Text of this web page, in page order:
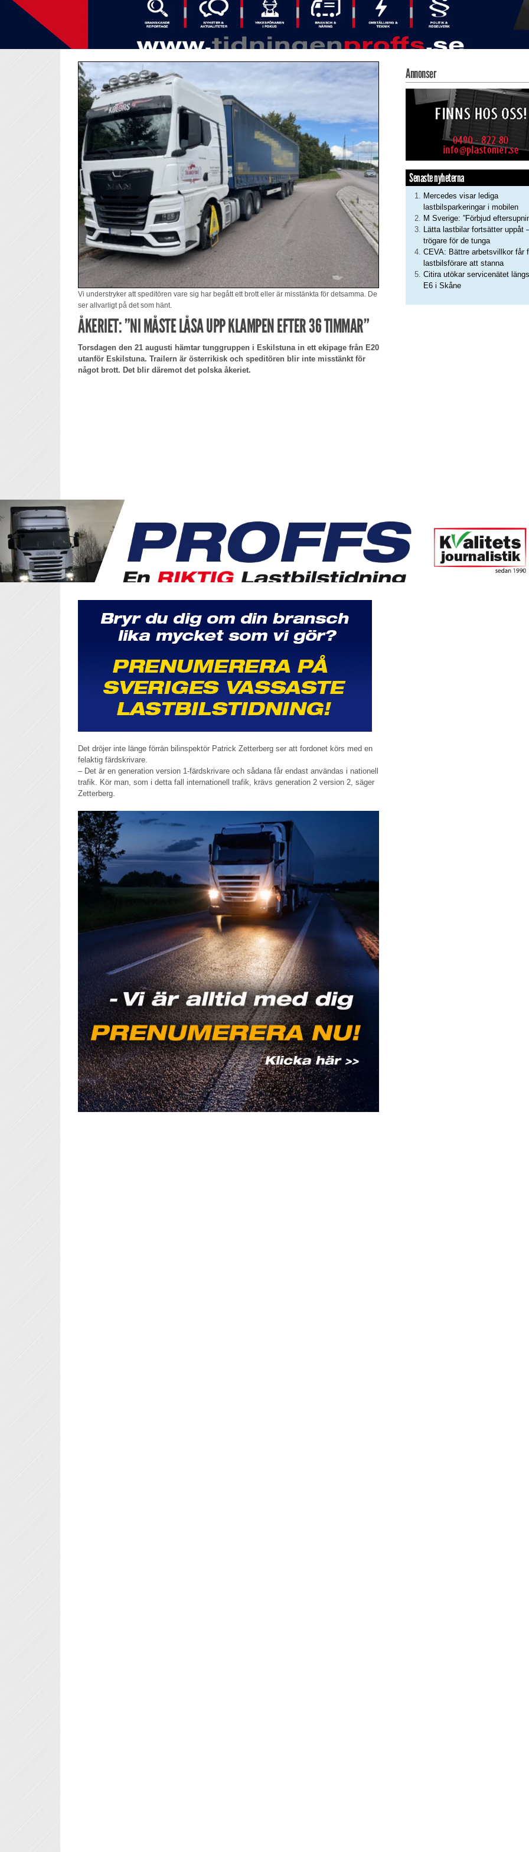
Vi understryker att speditören vare sig har begått ett brott eller är misstänkta för detsamma. De
ser allvarligt på det som hänt.
ÅKERIET: ”NI MÅSTE LÅSA UPP KLAMPEN EFTER 36 TIMMAR”
Torsdagen den 21 augusti hämtar tunggruppen i Eskilstuna in ett ekipage från E20
utanför Eskilstuna. Trailern är österrikisk och speditören blir inte misstänkt för
något brott. Det blir däremot det polska åkeriet.
Det dröjer inte länge förrän bilinspektör Patrick Zetterberg ser att fordonet körs med en
felaktig färdskrivare.
– Det är en generation version 1-färdskrivare och sådana får endast användas i nationell
trafik. Kör man, som i detta fall internationell trafik, krävs generation 2 version 2, säger
Zetterberg.
Annonser
Senaste nyheterna
Mercedes visar lediga
lastbilsparkeringar i mobilen
M Sverige: ”Förbjud
Lätta lastbilar fortsätter uppåt
trögare för de tunga
CEVA: Bättre arbetsvillkor får
lastbilsförare att stanna
Citira utökar servicenätet längs
E6 i Skåne